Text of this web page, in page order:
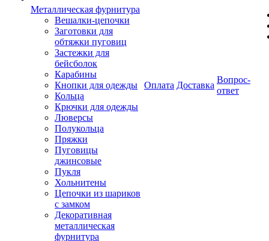
Металлическая фурнитура
Вешалки-цепочки
Заготовки для
обтяжки пуговиц
Застежки для
бейсболок
Карабины
Кнопки для одежды
Кольца
Крючки для одежды
Люверсы
Полукольца
Пряжки
Пуговицы
джинсовые
Пукля
Хольнитены
Цепочки из шариков
с замком
Декоративная
металлическая
фурнитура
Оплата Доставка
Вопрос-
ответ